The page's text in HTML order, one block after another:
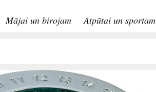
Mājai un birojam Atpūtai un sportam